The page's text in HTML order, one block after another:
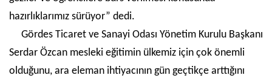
hazırlıklarımız sürüyor” dedi.
Gördes Ticaret ve Sanayi Odası Yönetim Kurulu Başkanı
Serdar Özcan mesleki eğitimin ülkemiz için çok önemli
olduğunu, ara eleman ihtiyacının gün geçtikçe arttığını